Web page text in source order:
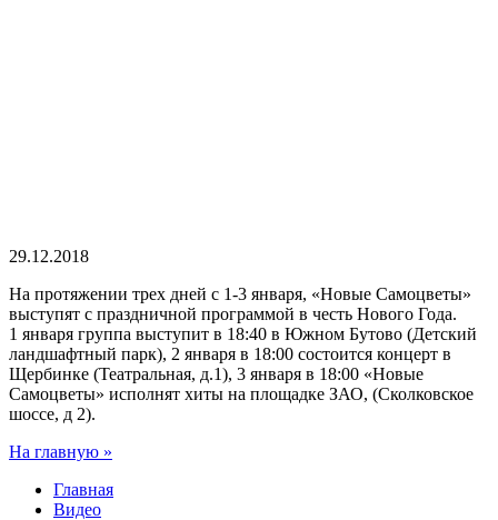
29.12.2018
На протяжении трех дней с 1-3 января, «Новые Самоцветы»
выступят с праздничной программой в честь Нового Года.
1 января группа выступит в 18:40 в Южном Бутово (Детский
ландшафтный парк), 2 января в 18:00 состоится концерт в
Щербинке (Театральная, д.1), 3 января в 18:00 «Новые
Самоцветы» исполнят хиты на площадке ЗАО, (Сколковское
шоссе, д 2).
На главную »
Главная
Видео